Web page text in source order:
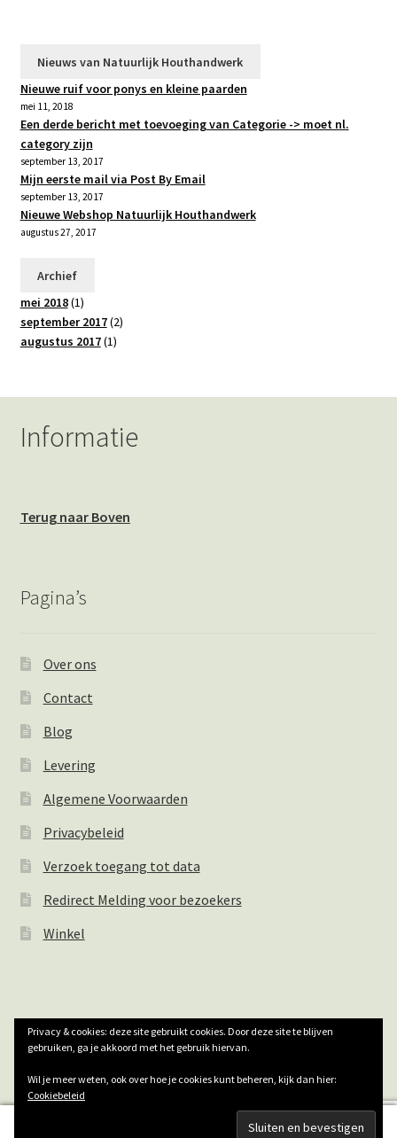
Nieuws van Natuurlijk Houthandwerk
Nieuwe ruif voor ponys en kleine paarden
mei 11, 2018
Een derde bericht met toevoeging van Categorie -> moet nl.
category zijn
september 13, 2017
Mijn eerste mail via Post By Email
september 13, 2017
Nieuwe Webshop Natuurlijk Houthandwerk
augustus 27, 2017
Archief
mei 2018(1)
september 2017(2)
augustus 2017(1)
Informatie
Terug naar Boven
Pagina’s
Over ons
Contact
Blog
Levering
Algemene Voorwaarden
Privacybeleid
Verzoek toegang tot data
Redirect Melding voor bezoekers
Winkel
© Natuurlijk Houthandwerk 2026
0
Privacy & cookies: deze site gebruikt cookies. Door deze site te blijven
gebruiken, ga je akkoord met het gebruik hiervan.
Wil je meer weten, ook over hoe je cookies kunt beheren, kijk dan hier:
Cookiebeleid